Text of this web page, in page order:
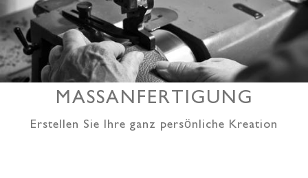
MASSANFERTIGUNG
Erstellen Sie Ihre ganz persönliche Kreation